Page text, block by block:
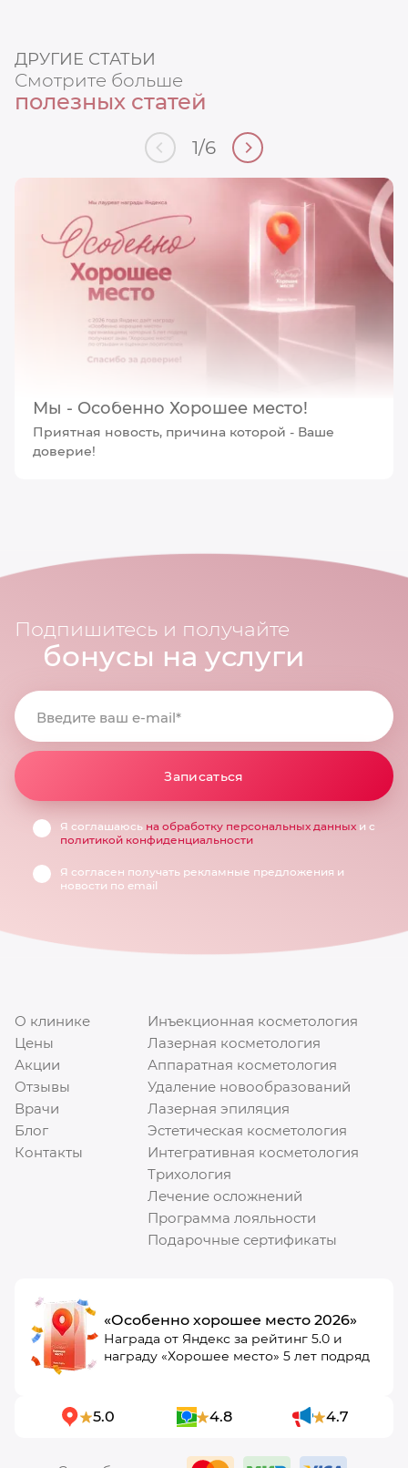
ДРУГИЕ СТАТЬИ
Смотрите больше
полезных статей
1/6
Мы - Особенно Хорошее место!
Приятная новость, причина которой - Ваше
доверие!
Подпишитесь и получайте
бонусы на услуги
Введите ваш e-mail*
Записаться
Я соглашаюсь на обработку персональных данных и с
политикой конфиденциальности
Я согласен получать рекламные предложения и
новости по email
О клинике
Цены
Акции
Отзывы
Врачи
Блог
Контакты
Инъекционная косметология
Лазерная косметология
Аппаратная косметология
Удаление новообразований
Лазерная эпиляция
Эстетическая косметология
Интегративная косметология
Трихология
Лечение осложнений
Программа лояльности
Подарочные сертификаты
«Особенно хорошее место 2026»
Награда от Яндекс за рейтинг 5.0 и
награду «Хорошее место» 5 лет подряд
5.0 4.8 4.7